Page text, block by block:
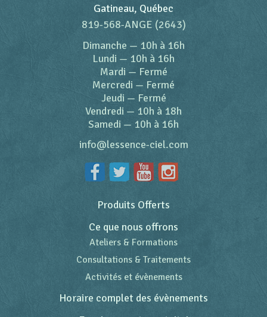
Gatineau, Québec
819-568-ANGE (2643)
Dimanche — 10h à 16h
Lundi — 10h à 16h
Mardi — Fermé
Mercredi — Fermé
Jeudi — Fermé
Vendredi — 10h à 18h
Samedi — 10h à 16h
info@lessence-ciel.com
Produits Offerts
Ce que nous offrons
Ateliers & Formations
Consultations & Traitements
Activités et évènements
Horaire complet des évènements